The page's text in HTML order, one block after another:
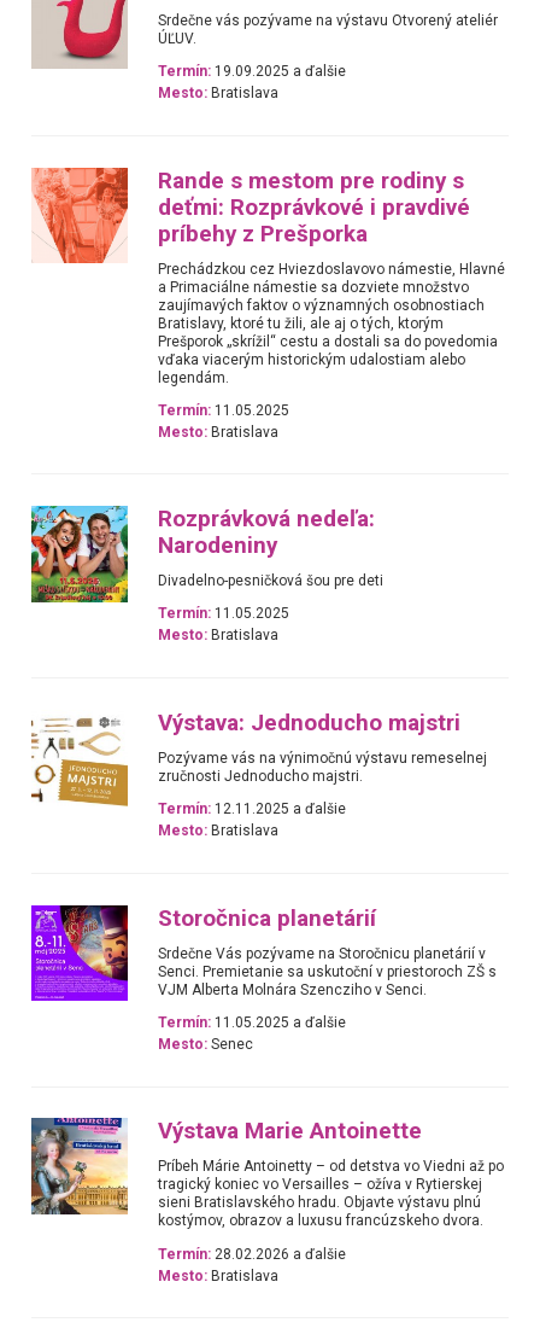
Srdečne vás pozývame na výstavu Otvorený ateliér
ÚĽUV.
Termín: 19.09.2025 a ďalšie
Mesto: Bratislava
Rande s mestom pre rodiny s
deťmi: Rozprávkové i pravdivé
príbehy z Prešporka
Prechádzkou cez Hviezdoslavovo námestie, Hlavné
a Primaciálne námestie sa dozviete množstvo
zaujímavých faktov o významných osobnostiach
Bratislavy, ktoré tu žili, ale aj o tých, ktorým
Prešporok „skrížil“ cestu a dostali sa do povedomia
vďaka viacerým historickým udalostiam alebo
legendám.
Termín: 11.05.2025
Mesto: Bratislava
Rozprávková nedeľa:
Narodeniny
Divadelno-pesničková šou pre deti
Termín: 11.05.2025
Mesto: Bratislava
Výstava: Jednoducho majstri
Pozývame vás na výnimočnú výstavu remeselnej
zručnosti Jednoducho majstri.
Termín: 12.11.2025 a ďalšie
Mesto: Bratislava
Storočnica planetárií
Srdečne Vás pozývame na Storočnicu planetárií v
Senci. Premietanie sa uskutoční v priestoroch ZŠ s
VJM Alberta Molnára Szencziho v Senci.
Termín: 11.05.2025 a ďalšie
Mesto: Senec
Výstava Marie Antoinette
Príbeh Márie Antoinetty – od detstva vo Viedni až po
tragický koniec vo Versailles – ožíva v Rytierskej
sieni Bratislavského hradu. Objavte výstavu plnú
kostýmov, obrazov a luxusu francúzskeho dvora.
Termín: 28.02.2026 a ďalšie
Mesto: Bratislava